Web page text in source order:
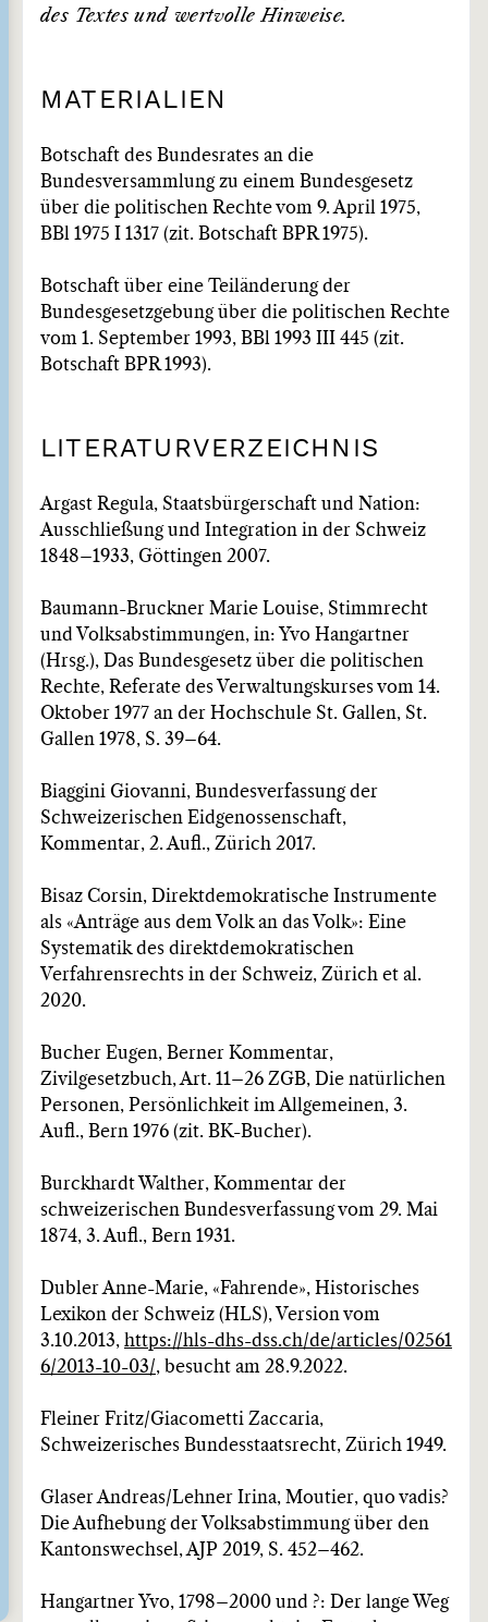
des Textes und wertvolle Hinweise.
MATERIALIEN
Botschaft des Bundesrates an die
Bundesversammlung zu einem Bundesgesetz
über die politischen Rechte vom 9. April 1975,
BBl 1975 I 1317 (zit. Botschaft BPR 1975).
Botschaft über eine Teiländerung der
Bundesgesetzgebung über die politischen Rechte
vom 1. September 1993, BBl 1993 III 445 (zit.
Botschaft BPR 1993).
LITERATURVERZEICHNIS
Argast Regula, Staatsbürgerschaft und Nation:
Ausschließung und Integration in der Schweiz
1848–1933, Göttingen 2007.
Baumann-Bruckner Marie Louise, Stimmrecht
und Volksabstimmungen, in: Yvo Hangartner
(Hrsg.), Das Bundesgesetz über die politischen
Rechte, Referate des Verwaltungskurses vom 14.
Oktober 1977 an der Hochschule St. Gallen, St.
Gallen 1978, S. 39–64.
Biaggini Giovanni, Bundesverfassung der
Schweizerischen Eidgenossenschaft,
Kommentar, 2. Aufl., Zürich 2017.
Bisaz Corsin, Direktdemokratische Instrumente
als «Anträge aus dem Volk an das Volk»: Eine
Systematik des direktdemokratischen
Verfahrensrechts in der Schweiz, Zürich et al.
2020.
Bucher Eugen, Berner Kommentar,
Zivilgesetzbuch, Art. 11–26 ZGB, Die natürlichen
Personen, Persönlichkeit im Allgemeinen, 3.
Aufl., Bern 1976 (zit. BK-Bucher).
Burckhardt Walther, Kommentar der
schweizerischen Bundesverfassung vom 29. Mai
1874, 3. Aufl., Bern 1931.
Dubler Anne-Marie, «Fahrende», Historisches
Lexikon der Schweiz (HLS), Version vom
3.10.2013, https://hls-dhs-dss.ch/de/articles/02561
6/2013-10-03/, besucht am 28.9.2022.
Fleiner Fritz/Giacometti Zaccaria,
Schweizerisches Bundesstaatsrecht, Zürich 1949.
Glaser Andreas/Lehner Irina, Moutier, quo vadis?
Die Aufhebung der Volksabstimmung über den
Kantonswechsel, AJP 2019, S. 452–462.
Hangartner Yvo, 1798–2000 und ?: Der lange Weg